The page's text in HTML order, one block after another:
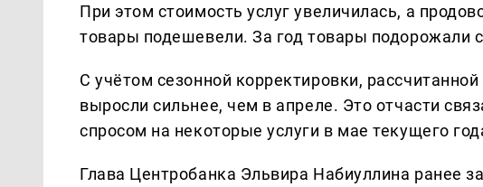
При этом стоимость услуг увеличилась, а
товары подешевели. За год товары подорожали
С учётом сезонной корректировки,
выросли сильнее, чем в апреле. Это отчасти
спросом на некоторые услуги в мае текущего
Глава Центробанка Эльвира Набиуллина ранее